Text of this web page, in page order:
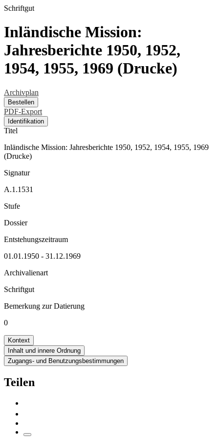
Schriftgut
Inländische Mission:
Jahresberichte 1950, 1952,
1954, 1955, 1969 (Drucke)
Archivplan
Bestellen
PDF-Export
Identifikation
Titel
Inländische Mission: Jahresberichte 1950, 1952, 1954, 1955, 1969
(Drucke)
Signatur
A.1.1531
Stufe
Dossier
Entstehungszeitraum
01.01.1950 - 31.12.1969
Archivalienart
Schriftgut
Bemerkung zur Datierung
0
Kontext
Inhalt und innere Ordnung
Zugangs- und Benutzungsbestimmungen
Teilen